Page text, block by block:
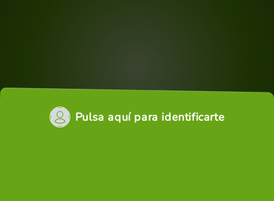
Pulsa aquí para identificarte